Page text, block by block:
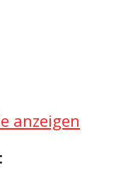
anzeigen